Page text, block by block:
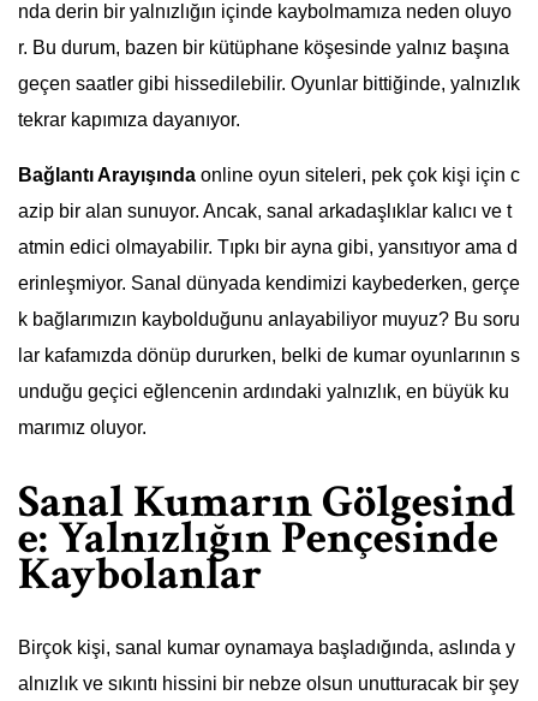
nda derin bir yalnızlığın içinde kaybolmamıza neden oluyo
r. Bu durum, bazen bir kütüphane köşesinde yalnız başına
geçen saatler gibi hissedilebilir. Oyunlar bittiğinde, yalnızlık
tekrar kapımıza dayanıyor.
Bağlantı Arayışında online oyun siteleri, pek çok kişi için c
azip bir alan sunuyor. Ancak, sanal arkadaşlıklar kalıcı ve t
atmin edici olmayabilir. Tıpkı bir ayna gibi, yansıtıyor ama d
erinleşmiyor. Sanal dünyada kendimizi kaybederken, gerçe
k bağlarımızın kaybolduğunu anlayabiliyor muyuz? Bu soru
lar kafamızda dönüp dururken, belki de kumar oyunlarının s
unduğu geçici eğlencenin ardındaki yalnızlık, en büyük ku
marımız oluyor.
Sanal Kumarın Gölgesind
e: Yalnızlığın Pençesinde
Kaybolanlar
Birçok kişi, sanal kumar oynamaya başladığında, aslında y
alnızlık ve sıkıntı hissini bir nebze olsun unutturacak bir şey